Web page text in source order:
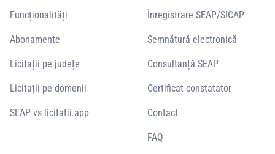
Funcționalități
Abonamente
Licitații pe județe
Licitații pe domenii
SEAP vs licitatii.app
Înregistrare SEAP/SICAP
Semnătură electronică
Consultanță SEAP
Certificat constatator
Contact
FAQ